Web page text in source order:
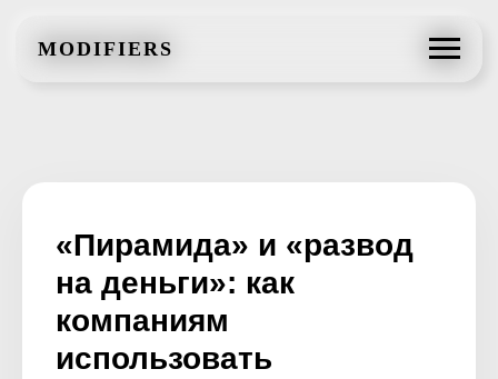
MODIFIERS
MODIFIERS
«Пирамида» и «развод
на деньги»: как
компаниям
использовать